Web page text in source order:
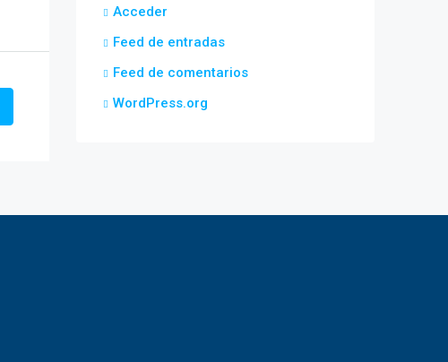
Acceder
Feed de entradas
Feed de comentarios
WordPress.org